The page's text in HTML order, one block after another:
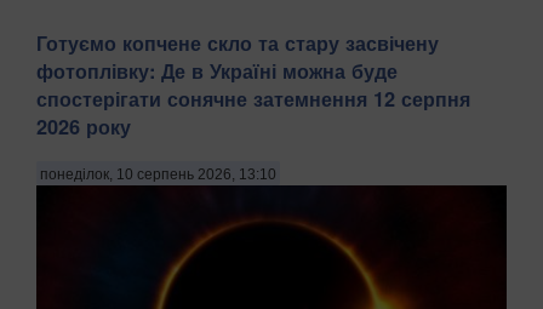
Готуємо копчене скло та стару засвічену
фотоплівку: Де в Україні можна буде
спостерігати сонячне затемнення 12 серпня
2026 року
понеділок, 10 серпень 2026, 13:10